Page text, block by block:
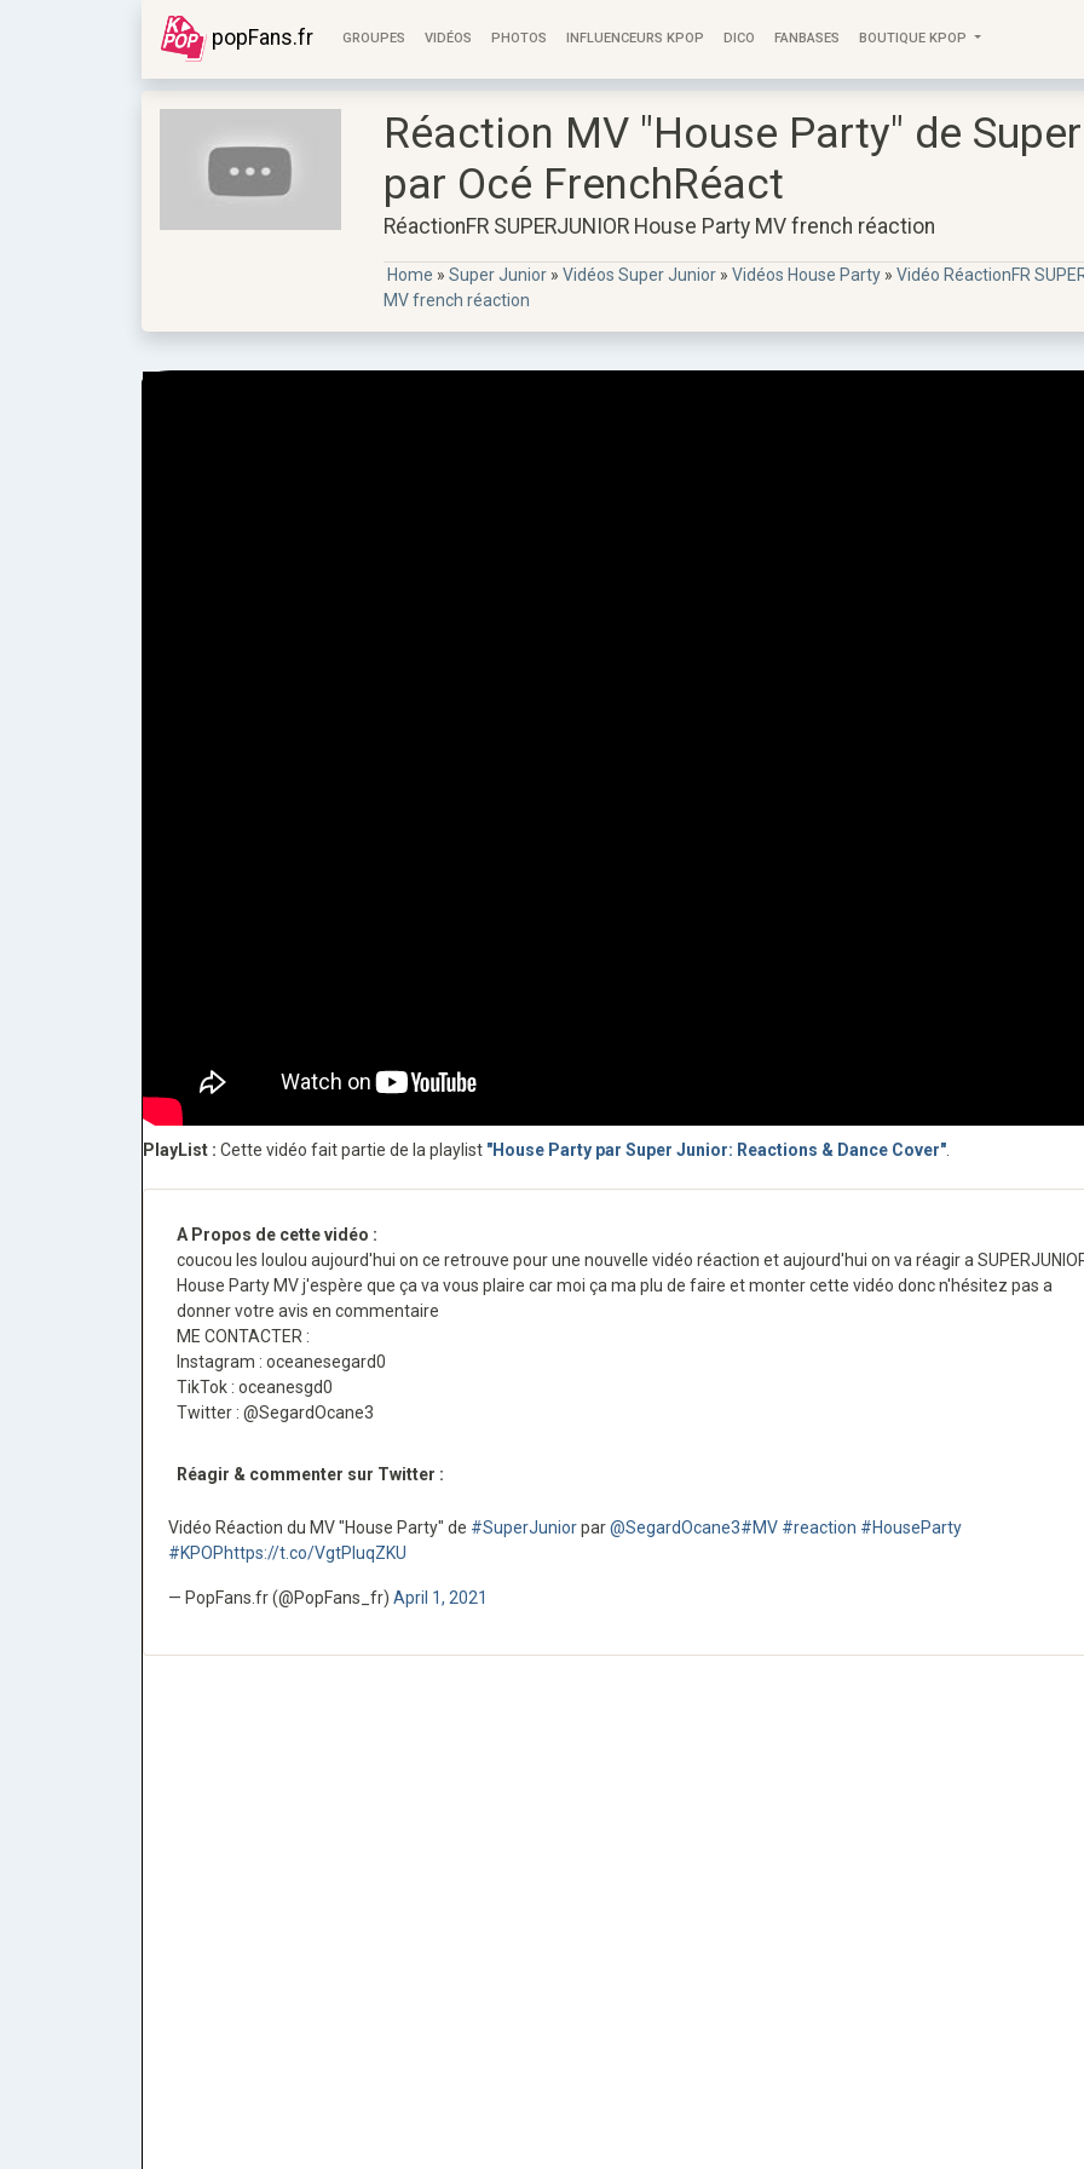
popFans.fr GROUPES VIDÉOS PHOTOS INFLUENCEURS KPOP DICO FANBASES BOUTIQUE KPOP
Réaction MV "House Party" de
par Océ FrenchRéact
RéactionFR SUPERJUNIOR House Party MV french réaction
Home » Super Junior » Vidéos Super Junior » Vidéos House Party » Vidéo RéactionFR
MV french réaction
PlayList : Cette vidéo fait partie de la playlist "House Party par Super Junior: Reactions & Dance Cover"
A Propos de cette vidéo :
coucou les loulou aujourd'hui on ce retrouve pour une nouvelle vidéo réaction et aujourd'hui on va réagir a
House Party MV j'espère que ça va vous plaire car moi ça ma plu de faire et monter cette vidéo donc n'hésitez pas a
donner votre avis en commentaire
ME CONTACTER :
Instagram : oceanesegard0
TikTok : oceanesgd0
Twitter : @SegardOcane3
Réagir & commenter sur Twitter :
Vidéo Réaction du MV "House Party" de #SuperJuniorpar@SegardOcane3#MV #reaction #HouseParty
#KPOPhttps://t.co/VgtPluqZKU
— PopFans.fr (@PopFans_fr) April 1, 2021